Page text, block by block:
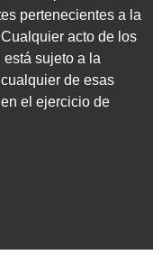
pertenecientes a la
acto de los
sujeto a la
de esas
el ejercicio de